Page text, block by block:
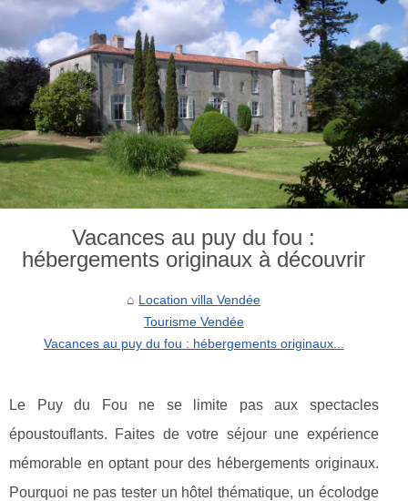
Vacances au puy du fou :
hébergements originaux à découvrir
Location villa Vendée
Tourisme Vendée
Vacances au puy du fou : hébergements originaux...
Le Puy du Fou ne se limite pas aux spectacles
époustouflants. Faites de votre séjour une expérience
mémorable en optant pour des hébergements originaux.
Pourquoi ne pas tester un hôtel thématique, un écolodge